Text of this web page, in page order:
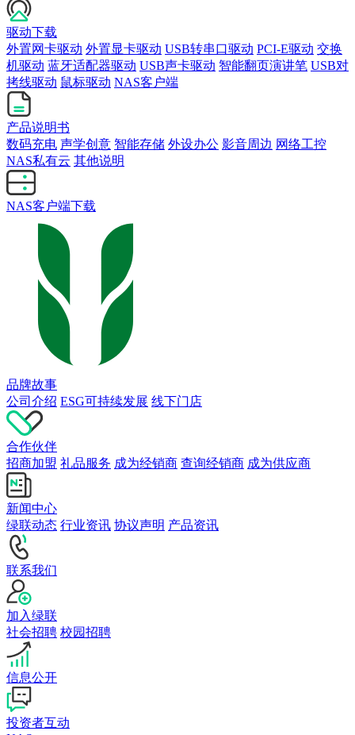
驱动下载
外置网卡驱动 外置显卡驱动 USB转串口驱动 PCI-E驱动 交换
机驱动 蓝牙适配器驱动 USB声卡驱动 智能翻页演讲笔 USB对
拷线驱动 鼠标驱动 NAS客户端
产品说明书
数码充电 声学创意 智能存储 外设办公 影音周边 网络工控
NAS私有云 其他说明
NAS客户端下载
品牌故事
公司介绍 ESG可持续发展 线下门店
合作伙伴
招商加盟 礼品服务 成为经销商 查询经销商 成为供应商
新闻中心
绿联动态 行业资讯 协议声明 产品资讯
联系我们
加入绿联
社会招聘 校园招聘
信息公开
投资者互动